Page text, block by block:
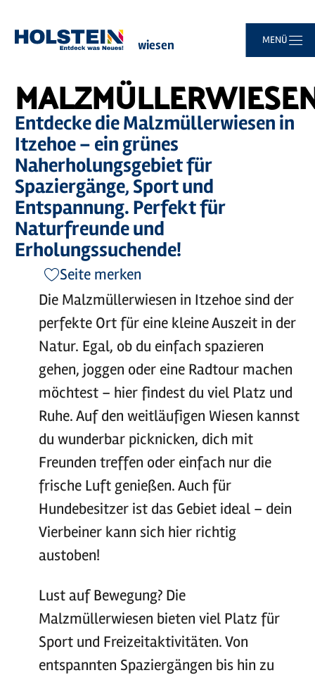
Hauptinhalt
Suche
Navigation
Footer
MENÜ
Sie
Startseite Malzmüllerwiesen
Entdecke die Malzmüllerwiesen in
Itzehoe – ein grünes
Naherholungsgebiet für
Spaziergänge, Sport und
Entspannung. Perfekt für
Naturfreunde und
Erholungssuchende!
Seite merken
Die Malzmüllerwiesen in Itzehoe sind der
perfekte Ort für eine kleine Auszeit in der
Natur. Egal, ob du einfach spazieren
gehen, joggen oder eine Radtour machen
möchtest – hier findest du viel Platz und
Ruhe. Auf den weitläufigen Wiesen kannst
du wunderbar picknicken, dich mit
Freunden treffen oder einfach nur die
frische Luft genießen. Auch für
Hundebesitzer ist das Gebiet ideal – dein
Vierbeiner kann sich hier richtig
austoben!
Lust auf Bewegung? Die
Malzmüllerwiesen bieten viel Platz für
Sport und Freizeitaktivitäten. Von
entspannten Spaziergängen bis hin zu